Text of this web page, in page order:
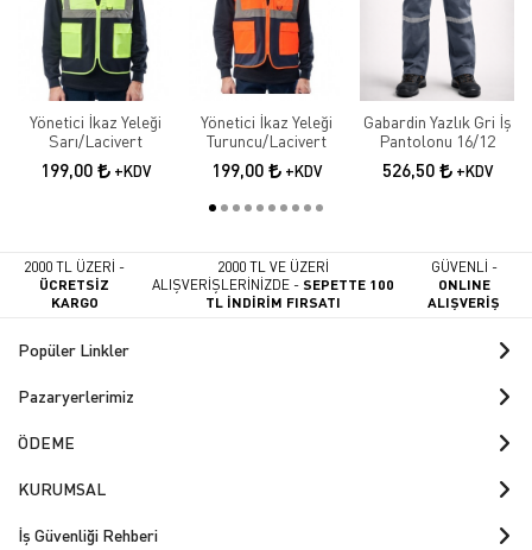
Yönetici İkaz Yeleği
Sarı/Lacivert
199,00 +KDV
Yönetici İkaz Yeleği
Turuncu/Lacivert
199,00 +KDV
Gabardin Yazlık Gri İş
Pantolonu 16/12
526,50 +KDV
2000 TL ÜZERİ -
ÜCRETSİZ
KARGO
2000 TL VE ÜZERİ
ALIŞVERİŞLERİNİZDE -SEPETTE 100
TL İNDİRİM FIRSATI
GÜVENLİ -
ONLINE
ALIŞVERİŞ
Popüler Linkler
Pazaryerlerimiz
ÖDEME
KURUMSAL
İş Güvenliği Rehberi